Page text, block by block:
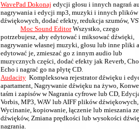
WavePad Dokonaj edycji głosu i innych nagrań
nagrywania i edycji mp3, muzyki i innych plików
dźwiękowych, dodać efekty, redukcja szumów,
Moc Sound EditorWszystko, czego
potrzebujesz, aby edytować i miksować dźwięki,
nagrywanie własnej muzyki, głosu lub inne pliki
edytować je, zmieszać go z innym audio lub
muzycznych części, dodać efekty jak Reverb,
Echo i nagrać go na płytę
Audacity Kompleksowa rejestrator dźwięku i
apartament, Nagrywanie dźwięku na żywo,
taśm i zapisów w Nagrania cyfrowe lub CD,
Vorbis, MP3, WAV lub AIFF plików dźwiękowych,
Wycinanie, kopiowanie, łączenie lub mieszania
dźwięków, Zmiana prędkości lub wysokości
nagrania.